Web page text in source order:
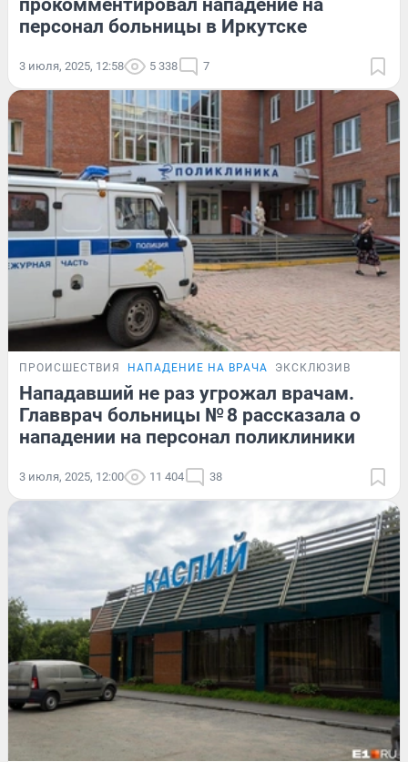
прокомментировал нападение на
персонал больницы в Иркутске
3 июля, 2025, 12:58 5 338 7
ПРОИСШЕСТВИЯ НАПАДЕНИЕ НА ВРАЧА ЭКСКЛЮЗИВ
Нападавший не раз угрожал врачам.
Главврач больницы № 8 рассказала о
нападении на персонал поликлиники
3 июля, 2025, 12:00 11 404 38